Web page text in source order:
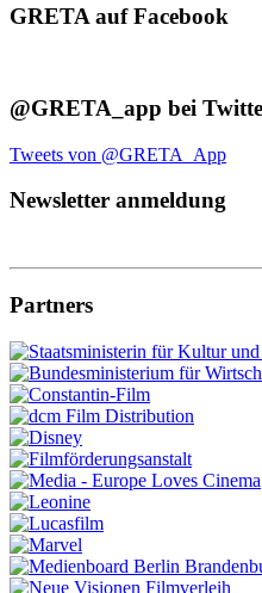
GRETA auf Facebook
@GRETA_app bei
Tweets von @GRETA_App
Newsletter anmeldung
Partners